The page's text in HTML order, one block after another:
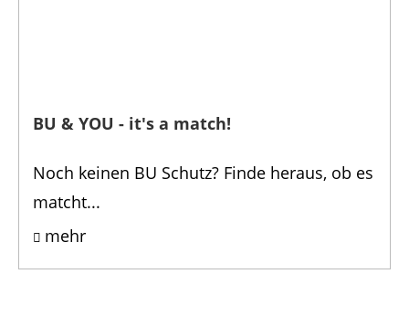
BU & YOU - it's a match!
Noch keinen BU Schutz? Finde heraus, ob es
matcht...
mehr